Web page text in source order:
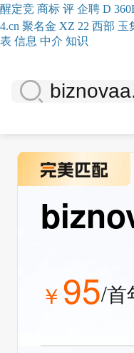
醒定竞 商标 评 企聘 D 360
4.cn 聚名金 XZ 22 西部 玉
表 信息 中介 知识